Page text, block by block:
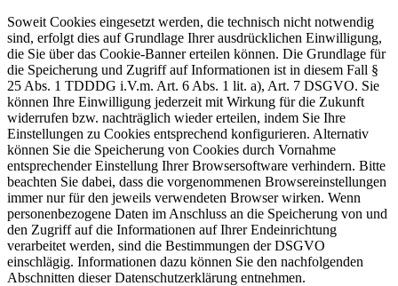
Soweit Cookies eingesetzt werden, die technisch nicht notwendig
sind, erfolgt dies auf Grundlage Ihrer ausdrücklichen Einwilligung,
die Sie über das Cookie-Banner erteilen können. Die Grundlage für
die Speicherung und Zugriff auf Informationen ist in diesem Fall §
25 Abs. 1 TDDDG i.V.m. Art. 6 Abs. 1 lit. a), Art. 7 DSGVO. Sie
können Ihre Einwilligung jederzeit mit Wirkung für die Zukunft
widerrufen bzw. nachträglich wieder erteilen, indem Sie Ihre
Einstellungen zu Cookies entsprechend konfigurieren. Alternativ
können Sie die Speicherung von Cookies durch Vornahme
entsprechender Einstellung Ihrer Browsersoftware verhindern. Bitte
beachten Sie dabei, dass die vorgenommenen Browsereinstellungen
immer nur für den jeweils verwendeten Browser wirken. Wenn
personenbezogene Daten im Anschluss an die Speicherung von und
den Zugriff auf die Informationen auf Ihrer Endeinrichtung
verarbeitet werden, sind die Bestimmungen der DSGVO
einschlägig. Informationen dazu können Sie den nachfolgenden
Abschnitten dieser Datenschutzerklärung entnehmen.